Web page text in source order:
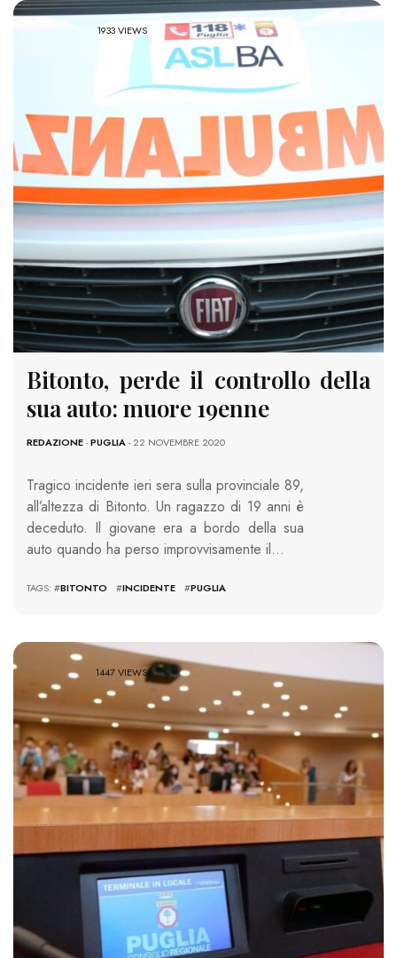
1933 VIEWS
Bitonto, perde il controllo della
sua auto: muore 19enne
REDAZIONE-PUGLIA- 22 NOVEMBRE 2020
Tragico incidente ieri sera sulla provinciale 89,
all’altezza di Bitonto. Un ragazzo di 19 anni è
deceduto. Il giovane era a bordo della sua
auto quando ha perso improvvisamente il…
TAGS: #BITONTO #INCIDENTE #PUGLIA
1447 VIEWS